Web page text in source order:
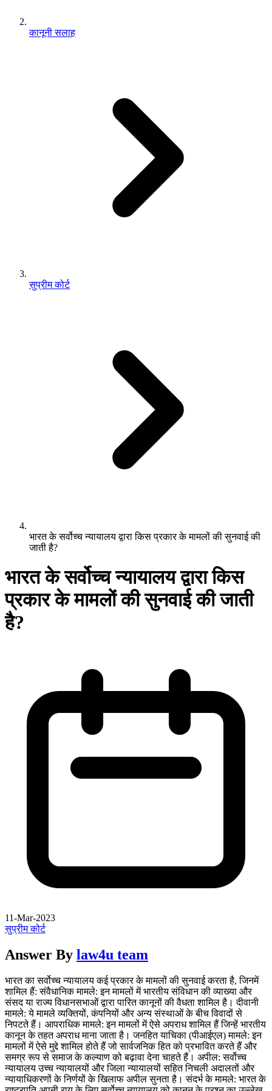
कानूनी सलाह
सुप्रीम कोर्ट
भारत के सर्वोच्च न्यायालय द्वारा किस प्रकार के मामलों की सुनवाई की
जाती है?
भारत के सर्वोच्च न्यायालय द्वारा किस
प्रकार के मामलों की सुनवाई की जाती
है?
11-Mar-2023
सुप्रीम कोर्ट
Answer By law4u team
भारत का सर्वोच्च न्यायालय कई प्रकार के मामलों की सुनवाई करता है, जिनमें
शामिल हैं: संवैधानिक मामले: इन मामलों में भारतीय संविधान की व्याख्या और
संसद या राज्य विधानसभाओं द्वारा पारित कानूनों की वैधता शामिल है। दीवानी
मामले: ये मामले व्यक्तियों, कंपनियों और अन्य संस्थाओं के बीच विवादों से
निपटते हैं। आपराधिक मामले: इन मामलों में ऐसे अपराध शामिल हैं जिन्हें भारतीय
कानून के तहत अपराध माना जाता है। जनहित याचिका (पीआईएल) मामले: इन
मामलों में ऐसे मुद्दे शामिल होते हैं जो सार्वजनिक हित को प्रभावित करते हैं और
समग्र रूप से समाज के कल्याण को बढ़ावा देना चाहते हैं। अपील: सर्वोच्च
न्यायालय उच्च न्यायालयों और जिला न्यायालयों सहित निचली अदालतों और
न्यायाधिकरणों के निर्णयों के खिलाफ अपील सुनता है। संदर्भ के मामले: भारत के